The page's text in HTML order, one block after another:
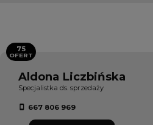
Aldona Liczbińska
Specjalistka ds. sprzedaży
667 806 969
75
OFERT